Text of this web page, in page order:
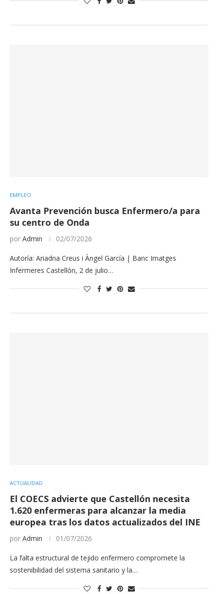
EMPLEO
Avanta Prevención busca Enfermero/a para
su centro de Onda
por Admin 02/07/2026
Autoría: Ariadna Creus i Àngel García | Banc Imatges
Infermeres Castellón, 2 de julio…
ACTUALIDAD
El COECS advierte que Castellón necesita
1.620 enfermeras para alcanzar la media
europea tras los datos actualizados del INE
por Admin 01/07/2026
La falta estructural de tejido enfermero compromete la
sostenibilidad del sistema sanitario y la…